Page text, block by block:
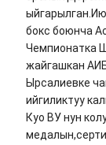
бокс боюнча
Чемпионатка
жайгашкан
Ырсалиевке
ийгиликтуу
Куо ВУ нун